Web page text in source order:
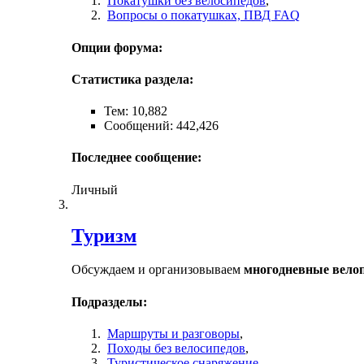
Вопросы о покатушках, ПВД FAQ
Опции форума:
Статистика раздела:
Тем: 10,882
Сообщений: 442,426
Последнее сообщение:
Личный
Туризм
Обсуждаем и организовываем многодневные
Подразделы:
Маршруты и разговоры,
Походы без велосипедов,